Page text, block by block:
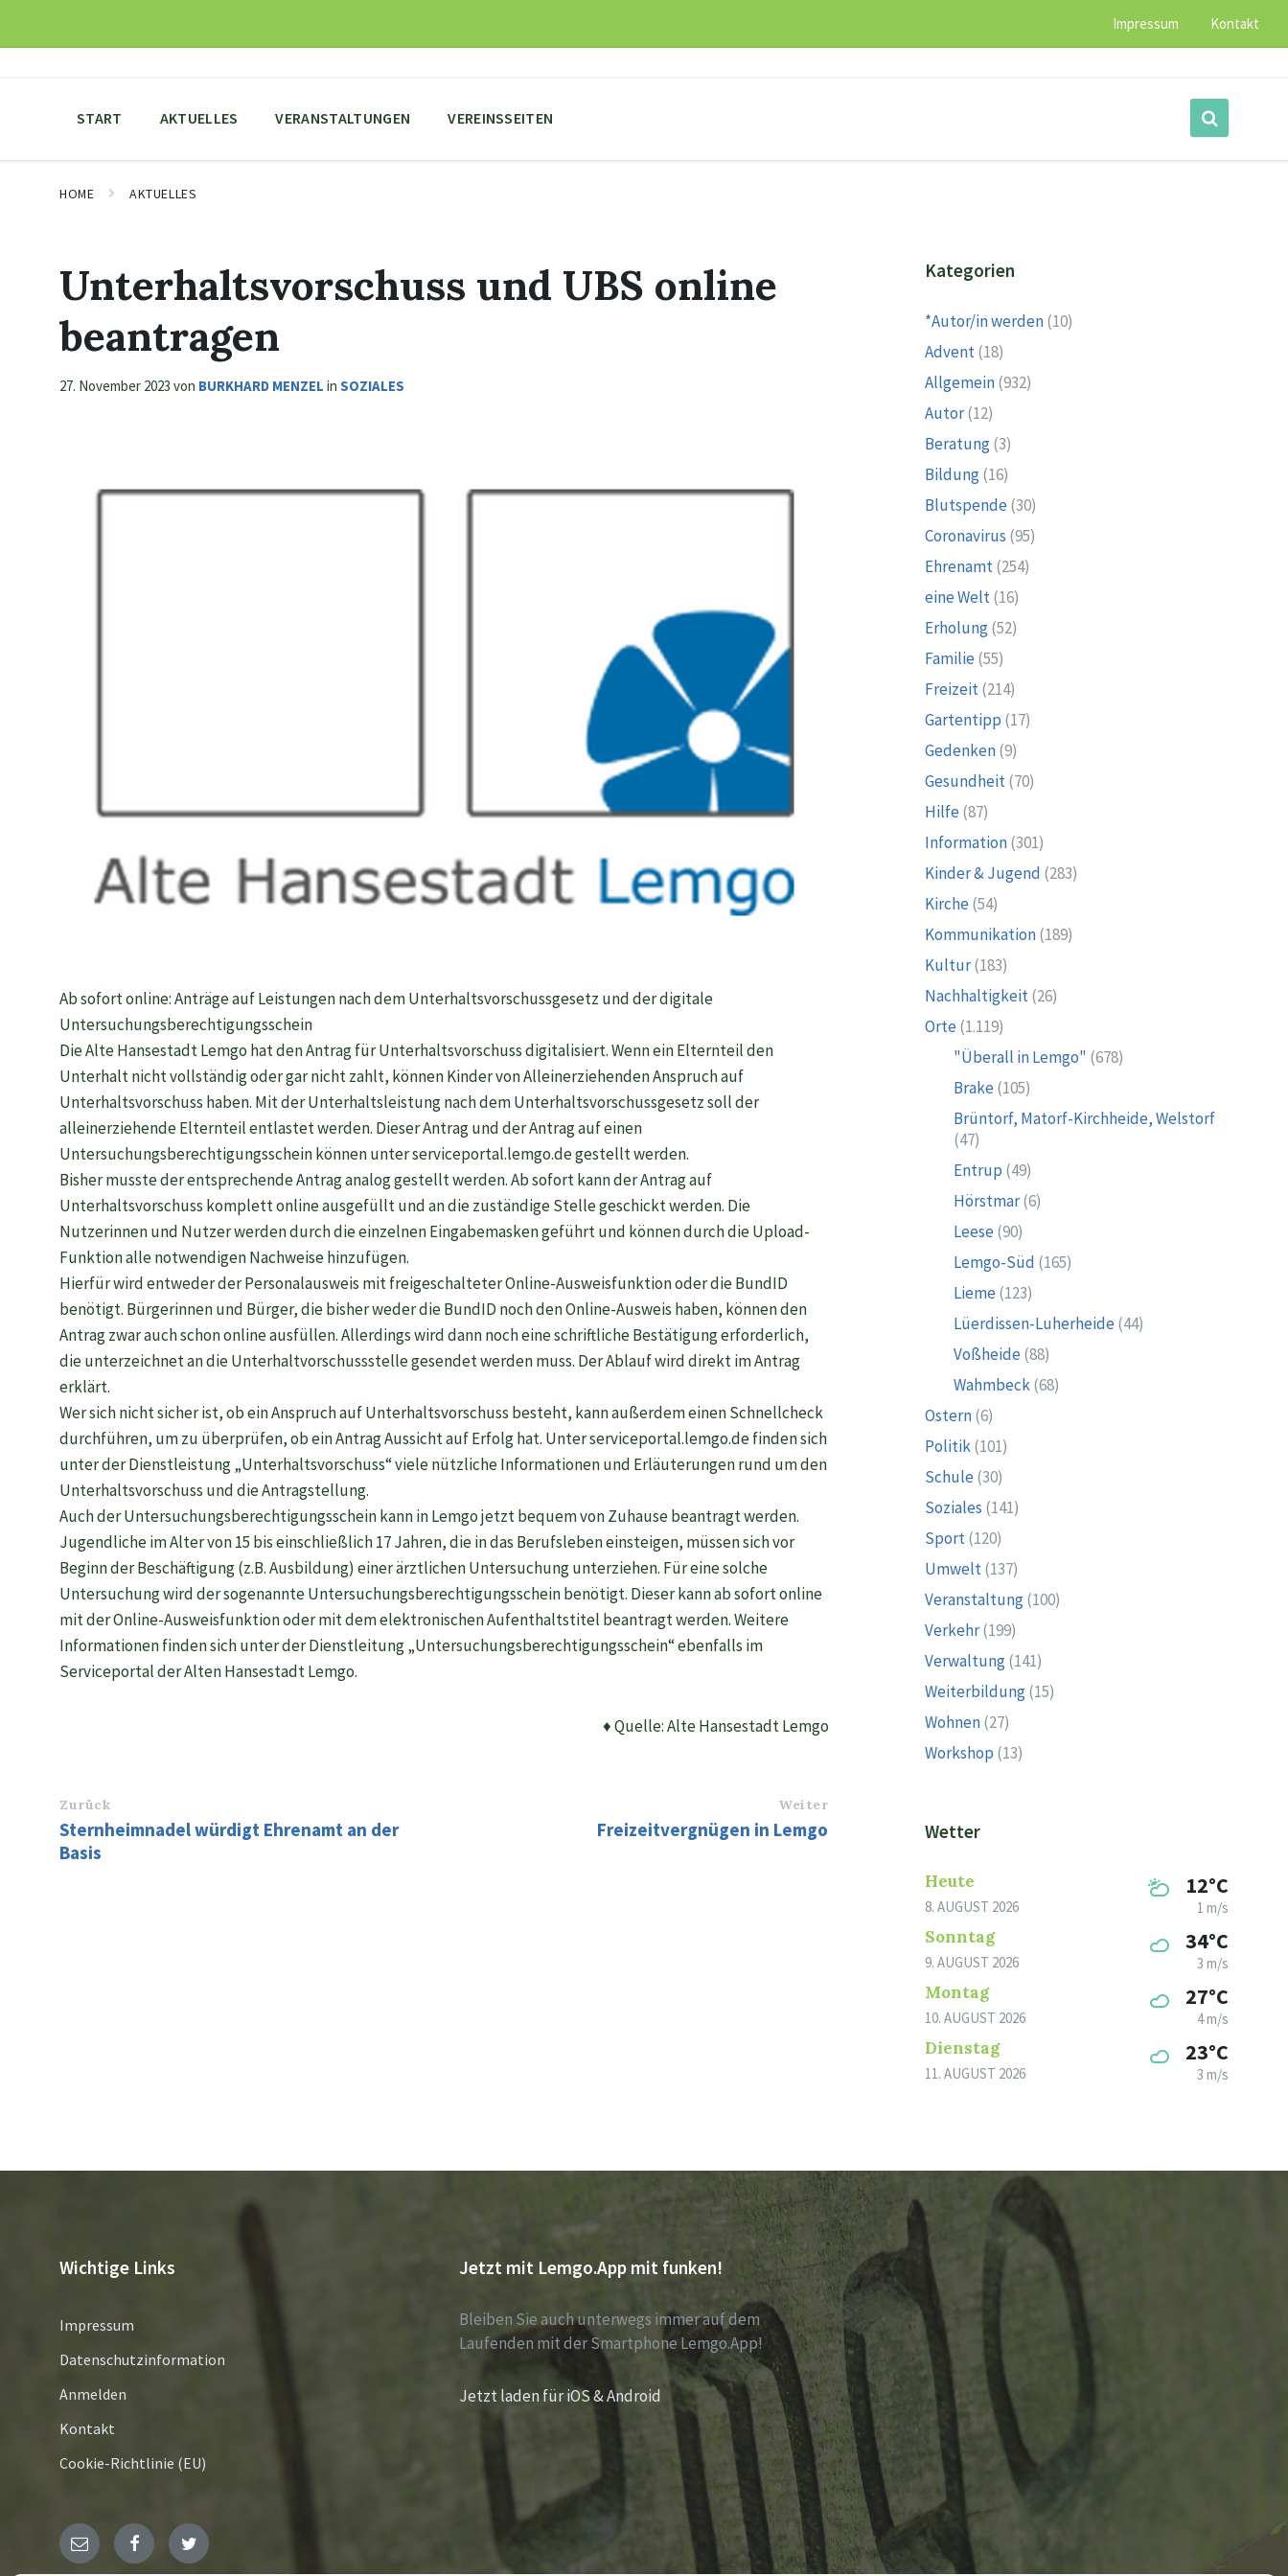
content
main
footer
Impressum Kontakt
START AKTUELLES VERANSTALTUNGEN VEREINSSEITEN
HOME AKTUELLES
Unterhaltsvorschuss und UBS online
beantragen
27. November 2023 von BURKHARD MENZEL in SOZIALES
Ab sofort online: Anträge auf Leistungen nach dem Unterhaltsvorschussgesetz und der digitale
Untersuchungsberechtigungsschein
Die Alte Hansestadt Lemgo hat den Antrag für Unterhaltsvorschuss digitalisiert. Wenn ein Elternteil den
Unterhalt nicht vollständig oder gar nicht zahlt, können Kinder von Alleinerziehenden Anspruch auf
Unterhaltsvorschuss haben. Mit der Unterhaltsleistung nach dem Unterhaltsvorschussgesetz soll der
alleinerziehende Elternteil entlastet werden. Dieser Antrag und der Antrag auf einen
Untersuchungsberechtigungsschein können unter serviceportal.lemgo.de gestellt werden.
Bisher musste der entsprechende Antrag analog gestellt werden. Ab sofort kann der Antrag auf
Unterhaltsvorschuss komplett online ausgefüllt und an die zuständige Stelle geschickt werden. Die
Nutzerinnen und Nutzer werden durch die einzelnen Eingabemasken geführt und können durch die Upload-
Funktion alle notwendigen Nachweise hinzufügen.
Hierfür wird entweder der Personalausweis mit freigeschalteter Online-Ausweisfunktion oder die BundID
benötigt. Bürgerinnen und Bürger, die bisher weder die BundID noch den Online-Ausweis haben, können den
Antrag zwar auch schon online ausfüllen. Allerdings wird dann noch eine schriftliche Bestätigung erforderlich,
die unterzeichnet an die Unterhaltvorschussstelle gesendet werden muss. Der Ablauf wird direkt im Antrag
erklärt.
Wer sich nicht sicher ist, ob ein Anspruch auf Unterhaltsvorschuss besteht, kann außerdem einen Schnellcheck
durchführen, um zu überprüfen, ob ein Antrag Aussicht auf Erfolg hat. Unter serviceportal.lemgo.de finden sich
unter der Dienstleistung „Unterhaltsvorschuss“ viele nützliche Informationen und Erläuterungen rund um den
Unterhaltsvorschuss und die Antragstellung.
Auch der Untersuchungsberechtigungsschein kann in Lemgo jetzt bequem von Zuhause beantragt werden.
Jugendliche im Alter von 15 bis einschließlich 17 Jahren, die in das Berufsleben einsteigen, müssen sich vor
Beginn der Beschäftigung (z.B. Ausbildung) einer ärztlichen Untersuchung unterziehen. Für eine solche
Untersuchung wird der sogenannte Untersuchungsberechtigungsschein benötigt. Dieser kann ab sofort online
mit der Online-Ausweisfunktion oder mit dem elektronischen Aufenthaltstitel beantragt werden. Weitere
Informationen finden sich unter der Dienstleitung „Untersuchungsberechtigungsschein“ ebenfalls im
Serviceportal der Alten Hansestadt Lemgo.
♦ Quelle: Alte Hansestadt Lemgo
Zurück
Sternheimnadel würdigt Ehrenamt an der
Basis
Weiter
Freizeitvergnügen in Lemgo
Kategorien
*Autor/in werden(10)
Advent(18)
Allgemein(932)
Autor(12)
Beratung(3)
Bildung(16)
Blutspende (30)
Coronavirus (95)
Ehrenamt(254)
eine Welt(16)
Erholung(52)
Familie (55)
Freizeit(214)
Gartentipp (17)
Gedenken(9)
Gesundheit(70)
Hilfe (87)
Information(301)
Kinder & Jugend (283)
Kirche (54)
Kommunikation(189)
Kultur(183)
Nachhaltigkeit(26)
Orte (1.119)
"Überall in Lemgo" (678)
Brake (105)
Brüntorf, Matorf-Kirchheide, Welstorf
(47)
Entrup (49)
Hörstmar(6)
Leese (90)
Lemgo-Süd (165)
Lieme (123)
Lüerdissen-Luherheide (44)
Voßheide (88)
Wahmbeck(68)
Ostern(6)
Politik(101)
Schule (30)
Soziales (141)
Sport(120)
Umwelt(137)
Veranstaltung(100)
Verkehr(199)
Verwaltung(141)
Weiterbildung(15)
Wohnen(27)
Workshop (13)
Wetter
Heute
8. AUGUST 2026
12°C
1 m/s
Sonntag
9. AUGUST 2026
34°C
3 m/s
Montag
10. AUGUST 2026
27°C
4 m/s
Dienstag
11. AUGUST 2026
23°C
3 m/s
Wichtige Links
Impressum
Datenschutzinformation
Anmelden
Kontakt
Cookie-Richtlinie (EU)
Jetzt mit Lemgo.App mit funken!
Bleiben Sie auch unterwegs immer auf dem
Laufenden mit der Smartphone Lemgo.App!
Jetzt laden für iOS & Android
E- FacebookTwitter